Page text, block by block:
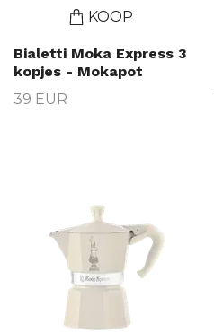
KOOP
Bialetti Moka Express 3
kopjes - Mokapot
39 EUR